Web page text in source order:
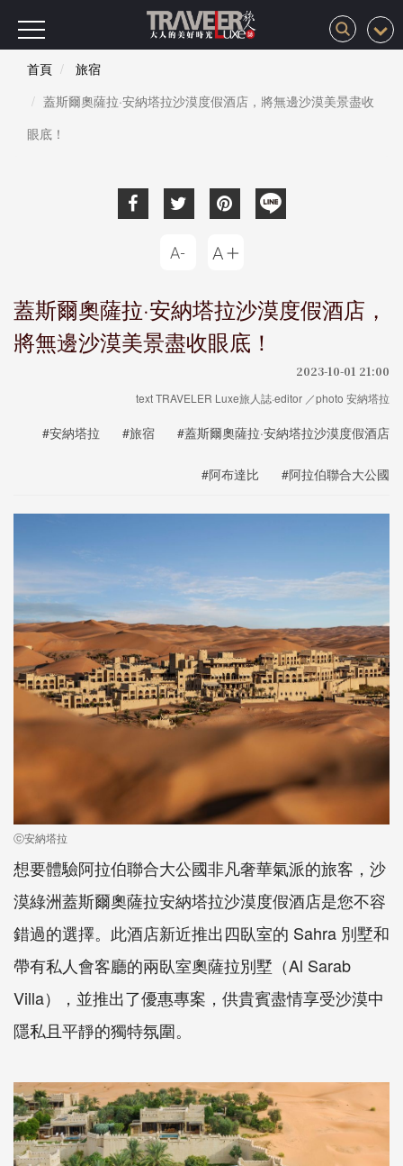
首頁
旅宿
蓋斯爾奧薩拉·安納塔拉沙漠度假酒店，將無邊沙漠美景盡收
眼底！
蓋斯爾奧薩拉·安納塔拉沙漠度假酒店，
將無邊沙漠美景盡收眼底！
2023-10-01 21:00
text TRAVELER Luxe旅人誌·editor ／photo 安納塔拉
#安納塔拉 #旅宿 #蓋斯爾奧薩拉·安納塔拉沙漠度假酒店
#阿布達比 #阿拉伯聯合大公國
ⓒ安納塔拉
想要體驗阿拉伯聯合大公國非凡奢華氣派的旅客，沙
漠綠洲蓋斯爾奧薩拉安納塔拉沙漠度假酒店是您不容
錯過的選擇。此酒店新近推出四臥室的 Sahra 別墅和
帶有私人會客廳的兩臥室奧薩拉別墅（Al Sarab
Villa），並推出了優惠專案，供貴賓盡情享受沙漠中
隱私且平靜的獨特氛圍。